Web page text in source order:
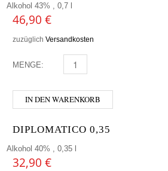
Alkohol 43% , 0,7 l
46,90 €
zuzüglich Versandkosten
MENGE: GUNPOWDER - CALIFORNIA
IN DEN WARENKORB
DIPLOMATICO 0,35
Alkohol 40% , 0,35 l
32,90 €